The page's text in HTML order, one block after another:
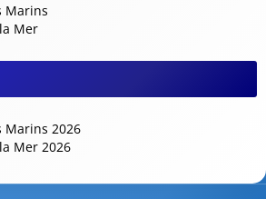
Marins
Mer
Marins 2026
Mer 2026